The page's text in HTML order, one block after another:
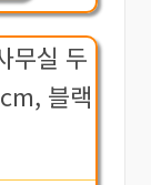
무실 두
블랙